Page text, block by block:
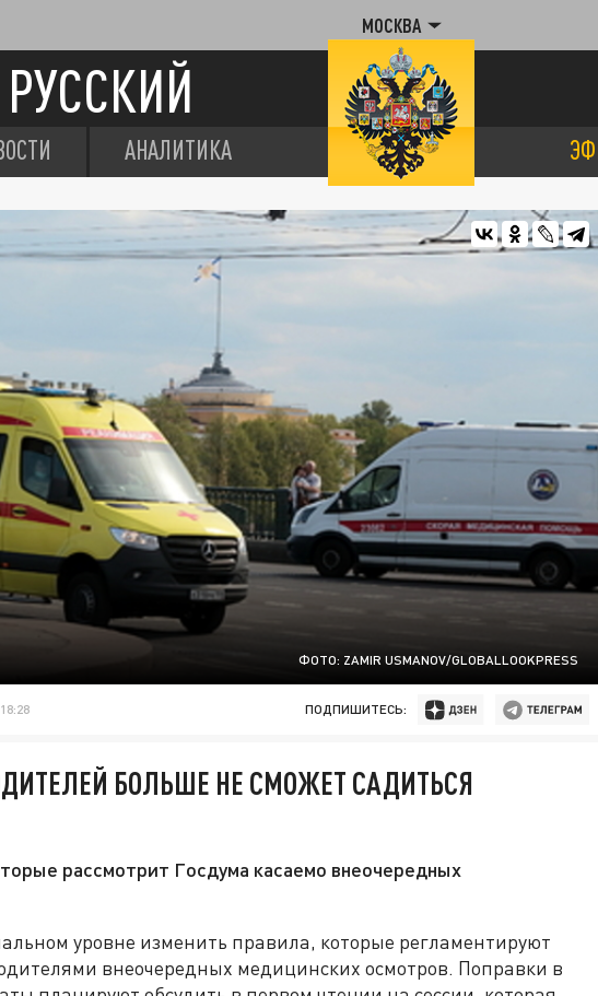
МОСКВА
АНАЛИТИКА
ФОТО: ZAMIR USMANOV/GLOBALLOOKPRESS
ПОДПИШИТЕСЬ:
БОЛЬШЕ НЕ СМОЖЕТ САДИТЬСЯ
рассмотрит Госдума касаемо внеочередных
уровне изменить правила, которые регламентируют
внеочередных медицинских осмотров. Поправки в